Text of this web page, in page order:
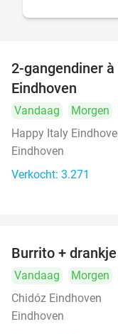
2-gangendiner
Eindhoven
Vandaag Morgen
Happy Italy
Eindhoven
Verkocht: 3.271
Burrito +
Vandaag Morgen
Chidóz Eindhoven
Eindhoven